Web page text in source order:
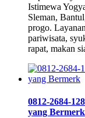
Istimewa
Sleman,
progo.
pariwisata,
rapat, makan
0812-2684-
yang Bermerk